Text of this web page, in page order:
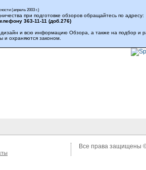
(апрель 2003 г.)
при подготовке обзоров обращайтесь по адресу:
363-11-11 (доб.276)
дизайн и всю информацию Обзора, а также на подбор и
и охраняются законом.
Все права защищены